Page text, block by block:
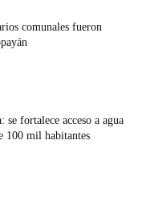
comunales fueron
se fortalece acceso a agua
100 mil habitantes